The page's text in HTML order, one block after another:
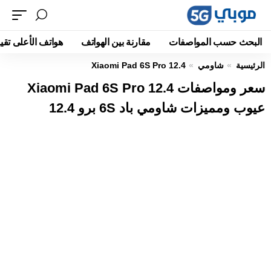
البحث حسب المواصفات مقارنة بين الهواتف هواتف الأعلى
الرئيسية شاومي Xiaomi Pad 6S Pro 12.4
سعر ومواصفات Xiaomi Pad 6S Pro 12.4
عيوب ومميزات شاومي باد 6S برو 12.4